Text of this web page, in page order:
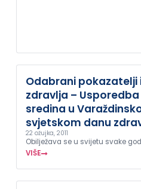
Odabrani pokazatelji
zdravlja –
sredina u
svjetskom danu
22 ožujka, 2011
Obilježava se u svijetu svake
VIŠE